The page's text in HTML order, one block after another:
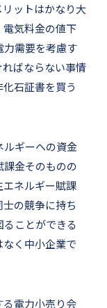
ットはかなり大
電気料金の値下
力需要を考慮す
ばならない事情
石証書を買う
ルギーへの資金
金そのものの
ネルギー賦課
の競争に持ち
ことができる
く中小企業で
る電力小売り会